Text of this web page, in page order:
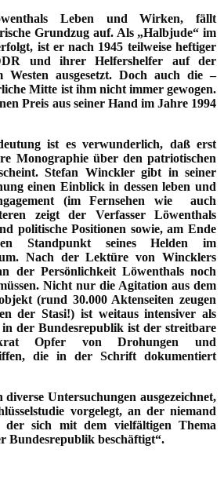
Leben und Wirken, fällt
Grundzug auf. Als „Halbjude“ im
ist er nach 1945 teilweise heftiger
und ihrer Helfershelfer auf der
ausgesetzt. Doch auch die –
Mitte ist ihm nicht immer gewogen.
Preis aus seiner Hand im Jahre 1994
ist es verwunderlich, daß erst
Monographie über den patriotischen
Stefan Winckler gibt in seiner
einen Einblick in dessen leben und
(im Fernsehen wie auch
zeigt der Verfasser Löwenthals
politische Positionen sowie, am Ende
Standpunkt seines Helden im
Nach der Lektüre von Wincklers
der Persönlichkeit Löwenthals noch
Nicht nur die Agitation aus dem
(rund 30.000 Aktenseiten zeugen
der Stasi!) ist weitaus intensiver als
der Bundesrepublik ist der streitbare
Opfer von Drohungen und
die in der Schrift dokumentiert
Untersuchungen ausgezeichnet,
vorgelegt, an der niemand
sich mit dem vielfältigen Thema
der Bundesrepublik beschäftigt“.